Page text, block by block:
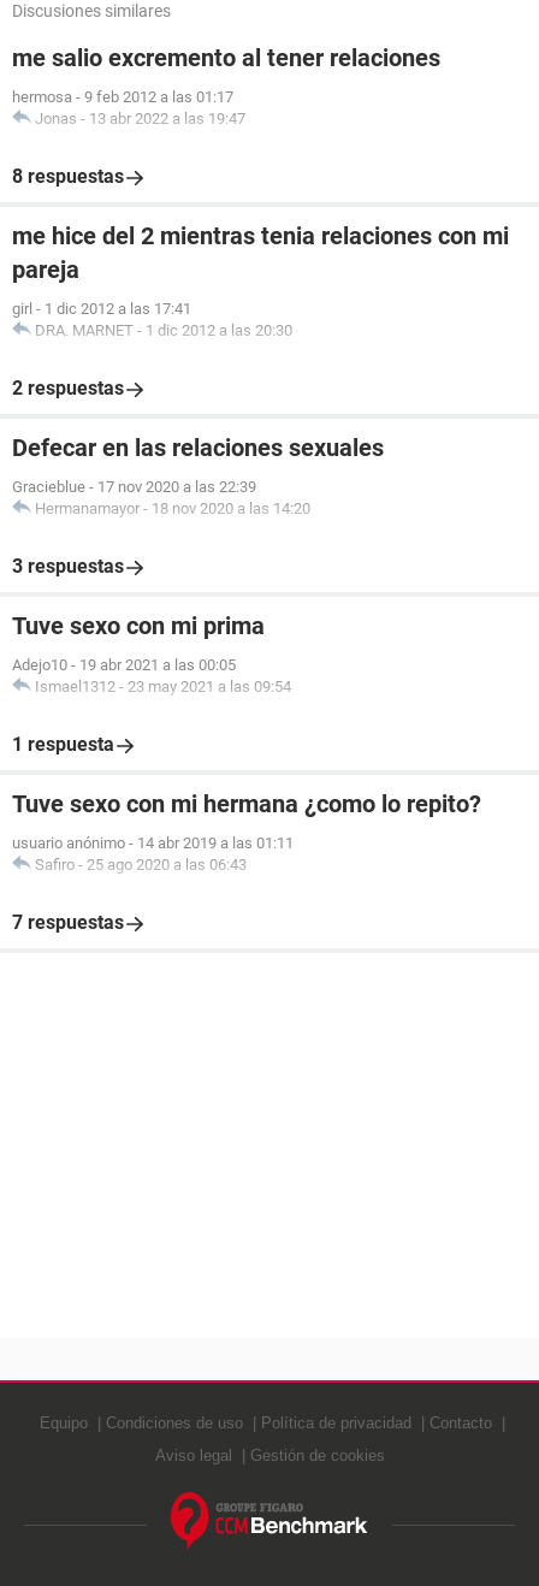
Discusiones similares
me salio excremento al tener relaciones
hermosa - 9 feb 2012 a las 01:17
Jonas - 13 abr 2022 a las 19:47
8 respuestas
me hice del 2 mientras tenia relaciones con mi
pareja
girl - 1 dic 2012 a las 17:41
DRA. MARNET - 1 dic 2012 a las 20:30
2 respuestas
Defecar en las relaciones sexuales
Gracieblue - 17 nov 2020 a las 22:39
Hermanamayor - 18 nov 2020 a las 14:20
3 respuestas
Tuve sexo con mi prima
Adejo10 - 19 abr 2021 a las 00:05
Ismael1312 - 23 may 2021 a las 09:54
1 respuesta
Tuve sexo con mi hermana ¿como lo repito?
usuario anónimo - 14 abr 2019 a las 01:11
Safiro - 25 ago 2020 a las 06:43
7 respuestas
Equipo Condiciones de uso Política de privacidad
Contacto
Aviso legal
Gestión de cookies